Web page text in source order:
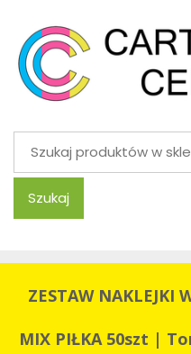
Szukaj:
Szukaj
ZESTAW NAKLEJKI
MIX PIŁKA 50szt |